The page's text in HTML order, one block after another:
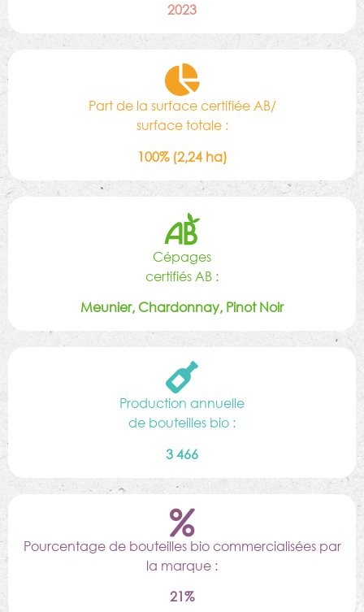
2023
Part de la surface certifiée AB/
surface totale :
100% (2,24 ha)
Cépages
certifiés AB :
Meunier, Chardonnay, Pinot Noir
Production annuelle
de bouteilles bio :
3 466
Pourcentage de bouteilles bio commercialisées par
la marque :
21%